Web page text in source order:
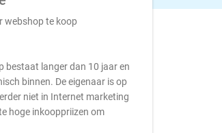
webshop te koop
bestaat langer dan 10 jaar en
binnen. De eigenaar is op
niet in Internet marketing
hoge inkooppriizen om